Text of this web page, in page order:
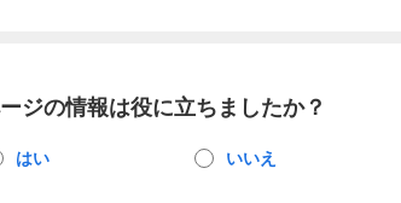
ジの情報は役に立ちましたか？
はい いいえ